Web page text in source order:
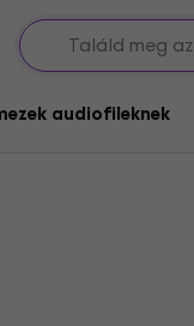
audiofileknek